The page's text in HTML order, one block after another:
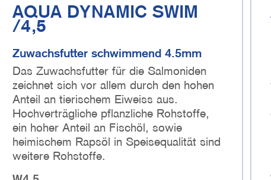
AQUA DYNAMIC SWIM
/4,5
Zuwachsfutter schwimmend 4.5mm
Das Zuwachsfutter für die Salmoniden
zeichnet sich vor allem durch den hohen
Anteil an tierischem Eiweiss aus.
Hochverträgliche pflanzliche Rohstoffe,
ein hoher Anteil an Fischöl, sowie
heimischem Rapsöl in Speisequalität sind
weitere Rohstoffe.